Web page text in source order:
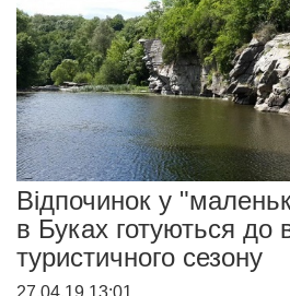
Відпочинок у
в Буках готуються до
туристичного сезону
27.04.19 13:01